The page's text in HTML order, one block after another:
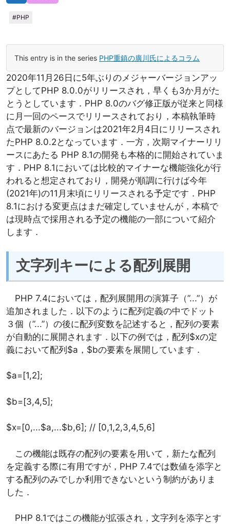
PHP
This entry is in the series PHP重鎮の廣川氏によるコラム
2020年11月26日に5年ぶりのメジャーバージョンアッ
プとしてPHP 8.0.0がリリースされ，早くも3か月がた
とうとしています．PHP 8.0のバグ修正版が従来と同様
に月一回のペースでリリースされており，本稿執筆時
点で最新のバージョンは2021年2月4日にリリースされ
たPHP 8.0.2となっています．一方，次期マイナーリリ
ースにあたる PHP 8.1の開発も本格的に開始されていま
す．PHP 8.1においては比較的マイナーな機能強化が行
われると想定されており，開発が順調に行けば今年
(2021年)の11月末頃にリリースされる予定です．PHP
8.1における変更点はまだ確定していませんが，本稿で
は現時点で採用される予定の機能の一部について紹介
します．
文字列キーによる配列展開
PHP 7.4においては，配列展開用の演算子（”...”）が
追加されました．以下のように配列定義の中でドット
３個（”...”）の後に配列変数を記述すると，配列の要素
が自動的に展開されます．以下の例では，配列$xの定
義において配列$a，$bの要素を展開しています．
$a=[1,2];
$b=[3,4,5];
$x=[0,...$a,...$b,6]; // [0,1,2,3,4,5,6]
この機能は既存の配列の要素を用いて，新たな配列
を定義する際に有用ですが，PHP 7.4では数値を添字と
する配列のみでしか利用できないという制約がありま
した．
PHP 8.1ではこの機能が拡張され，文字列を添字とす